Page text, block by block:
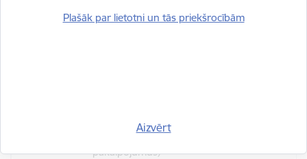
Plašāk par lietotni un tās priekšrocībām
Aizvērt
pieprasījuma līmeni.
uzlabotu vietnes darbību un
pakalpojumus)